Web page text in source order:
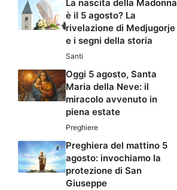
La nascita della Madonna
è il 5 agosto? La
rivelazione di Medjugorje
e i segni della storia
Santi
Oggi 5 agosto, Santa
Maria della Neve: il
miracolo avvenuto in
piena estate
Preghiere
Preghiera del mattino 5
agosto: invochiamo la
protezione di San
Giuseppe